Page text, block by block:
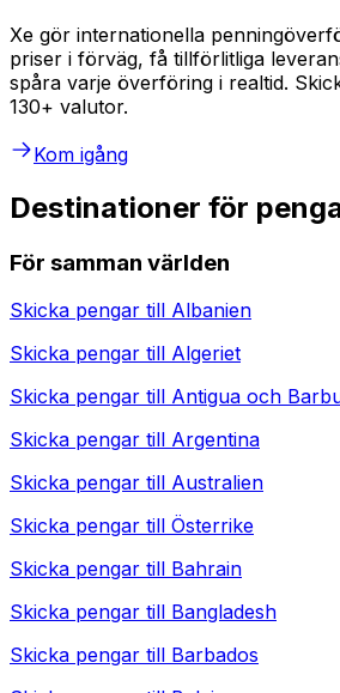
Xe gör internationella
priser i förväg, få tillförlitliga
spåra varje överföring i realtid.
130+ valutor.
Kom igång
Destinationer för
För samman världen
Skicka pengar till Albanien
Skicka pengar till Algeriet
Skicka pengar till Antigua och
Skicka pengar till Argentina
Skicka pengar till Australien
Skicka pengar till Österrike
Skicka pengar till Bahrain
Skicka pengar till Bangladesh
Skicka pengar till Barbados